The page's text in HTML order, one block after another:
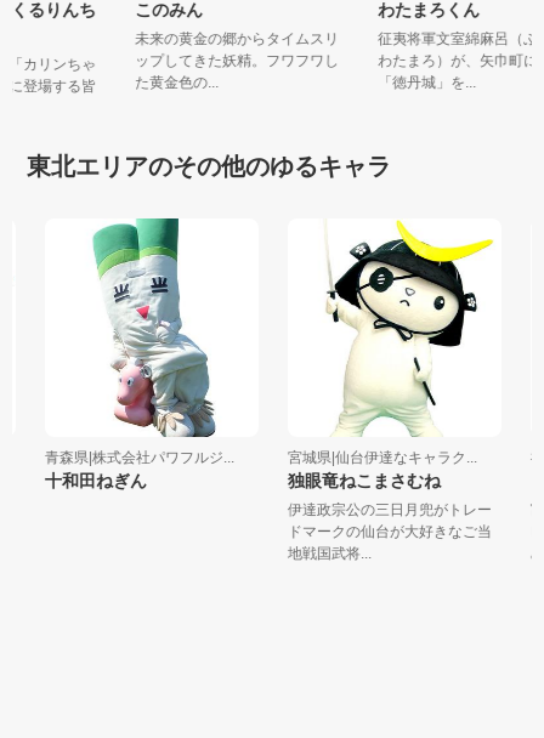
くるりんち
「カリンちゃ
に登場する皆
このみん
未来の黄金の郷からタイムスリ
ップしてきた妖精。フワフワし
た黄金色の...
わたまろくん
征夷将軍文室綿麻呂（
わたまろ）が、矢巾町
「徳丹城」を...
東北エリアのその他のゆるキャラ
青森県|株式会社パワフルジ...
十和田ねぎん
宮城県|仙台伊達なキャラク...
独眼竜ねこまさむね
伊達政宗公の三日月兜がトレー
ドマークの仙台が大好きなご当
地戦国武将...
福
富
み